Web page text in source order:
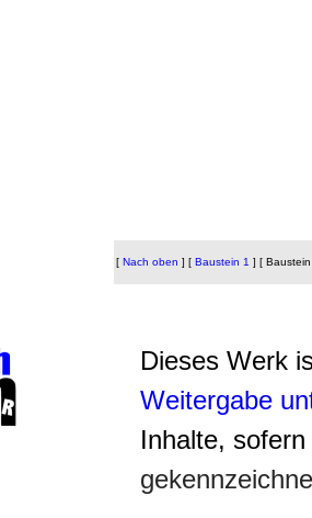
[ Nach oben ] [ Baustein 1 ] [
Dieses Werk
Weitergabe
Inhalte,